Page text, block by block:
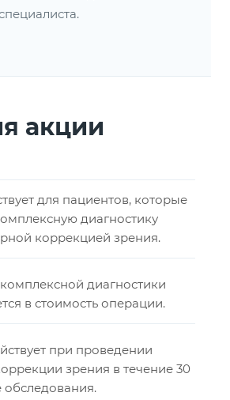
акции
для пациентов, которые
диагностику
коррекцией зрения.
диагностики
в стоимость операции.
при проведении
зрения в течение 30
обследования.